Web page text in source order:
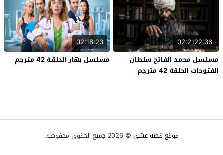
02:2122:36
مسلسل محمد الفاتح سلطان
الفتوحات الحلقة 42 مترجم
02:18:23
مسلسل بهار الحلقة 42 مترجم
موقع قصة عشق © 2026 جميع الحقوق محفوظة.